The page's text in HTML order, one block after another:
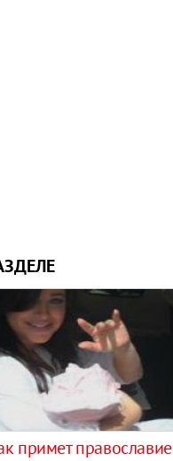
примет православие